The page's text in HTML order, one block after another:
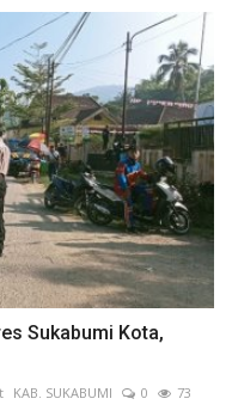
Sukabumi Kota,
KAB. SUKABUMI 0
73